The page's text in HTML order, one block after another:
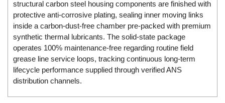
EPC
EPE Process Filters & Accumulators
Epro/Emerson
ERE WIRELESS
Erhardt-Leimer
Erhardt-Leimer
Erhardt-leimer
structural carbon steel housing components are finished with
protective anti-corrosive plating, sealing inner moving links
inside a carbon-dust-free chamber pre-packed with premium
synthetic thermal lubricants. The solid-state package
operates 100% maintenance-free regarding routine field
grease line service loops, tracking continuous long-term
lifecycle performance supplied through verified ANS
distribution channels.